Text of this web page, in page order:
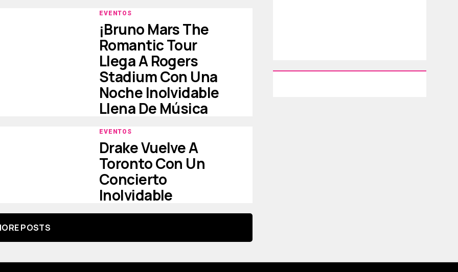
EVENTOS
¡Bruno Mars The
Romantic Tour
Llega A Rogers
Stadium Con Una
Noche Inolvidable
Llena De Música
EVENTOS
Drake Vuelve A
Toronto Con Un
Concierto
Inolvidable
POSTS